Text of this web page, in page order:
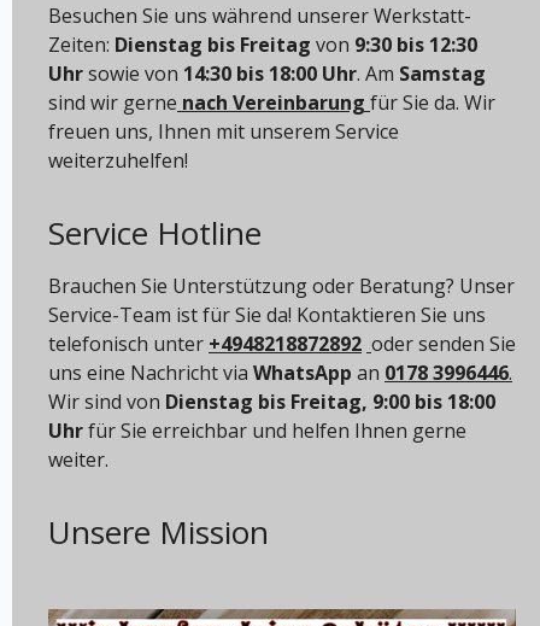
Besuchen Sie uns während unserer Werkstatt-
Zeiten: Dienstag bis Freitag von 9:30 bis 12:30
Uhrsowie von 14:30 bis 18:00 Uhr. Am Samstag
sind wir gerne nach Vereinbarung für Sie da. Wir
freuen uns, Ihnen mit unserem Service
weiterzuhelfen!
Service Hotline
Brauchen Sie Unterstützung oder Beratung? Unser
Service-Team ist für Sie da! Kontaktieren Sie uns
telefonisch unter +4948218872892 oder senden Sie
uns eine Nachricht via WhatsApp an 0178 3996446.
Wir sind von Dienstag bis Freitag, 9:00 bis 18:00
Uhrfür Sie erreichbar und helfen Ihnen gerne
weiter.
Unsere Mission